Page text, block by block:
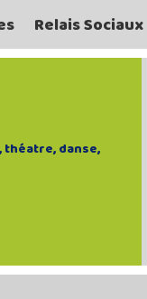
Relais Sociaux
théatre, danse,